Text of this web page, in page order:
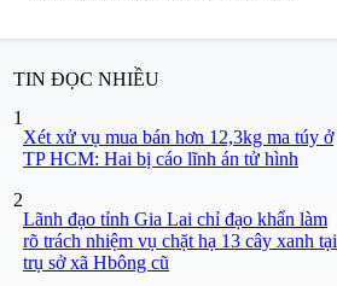
TIN ĐỌC NHIỀU
1
Xét xử vụ mua bán hơn 12,3kg ma túy ở
TP HCM: Hai bị cáo lĩnh án tử hình
2
Lãnh đạo tỉnh Gia Lai chỉ đạo khẩn làm
rõ trách nhiệm vụ chặt hạ 13 cây xanh tại
trụ sở xã Hbông cũ